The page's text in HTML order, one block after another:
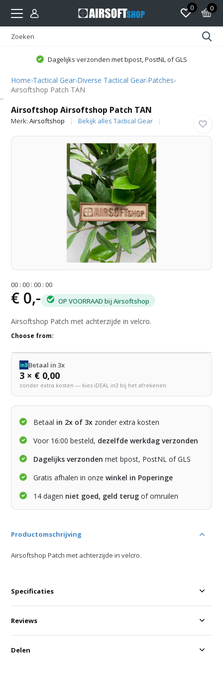
0 0
Dagelijks verzonden met bpost, PostNL of GLS
Home›Tactical Gear›Diverse Tactical Gear›Patches›
Airsoftshop Patch TAN
Airsoftshop Airsoftshop Patch TAN
Merk:Airsoftshop Bekijk alles Tactical Gear
00 :00 :00 :00
€ 0,- OP VOORRAAD bij Airsoftshop
Airsoftshop Patch met achterzijde in velcro.
Choose from:
Betaal in 3x
3 × € 0,00
zonder extra kosten — kies iDEAL in3 bij het afrekenen
Betaal in 2x of 3x zonder extra kosten
Voor 16:00 besteld, dezelfde werkdag verzonden
Dagelijks verzonden met bpost, PostNL of GLS
Gratis afhalen in onzewinkel in Poperinge
14 dagen niet goed, geld terug of omruilen
Productomschrijving
Airsoftshop Patch met achterzijde in velcro.
Specificaties
Reviews
Delen